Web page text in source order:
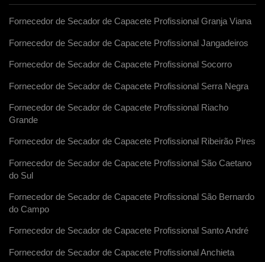
Fornecedor de Secador de Capacete Profissional Granja Viana
Fornecedor de Secador de Capacete Profissional Jangadeiros
Fornecedor de Secador de Capacete Profissional Socorro
Fornecedor de Secador de Capacete Profissional Serra Negra
Fornecedor de Secador de Capacete Profissional Riacho
Grande
Fornecedor de Secador de Capacete Profissional Ribeirão Pires
Fornecedor de Secador de Capacete Profissional São Caetano
do Sul
Fornecedor de Secador de Capacete Profissional São Bernardo
do Campo
Fornecedor de Secador de Capacete Profissional Santo André
Fornecedor de Secador de Capacete Profissional Anchieta